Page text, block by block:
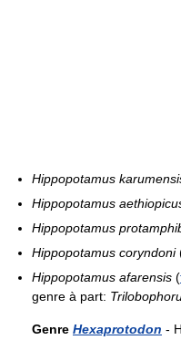
Hippopotamus
Hippopotamus
Hippopotamus
Hippopotamus coryndoni
Hippopotamus afarensis (
genre à part:
Genre Hexaprotodon -